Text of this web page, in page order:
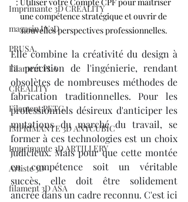
Imprimante 3D CREALITY
magasin LV3D
PRUSA,
Filament PLA
CREALITY
Filament PETG,
IMPRIMANTE 3D ANYCUBIC
Imprimante 3D ARTILLERY
Artiste 3D
filament 3D ASA
une compétence stratégique et ouvrir de
nouvelles perspectives professionnelles.
Elle combine la créativité du design à
la précision de l'ingénierie, rendant
obsolètes de nombreuses méthodes de
fabrication traditionnelles. Pour les
professionnels désireux d'anticiper les
mutations du marché du travail, se
former à ces technologies est un choix
judicieux. Mais pour que cette montée
en compétence soit un véritable
succès, elle doit être solidement
ancrée dans un cadre reconnu. C'est ici